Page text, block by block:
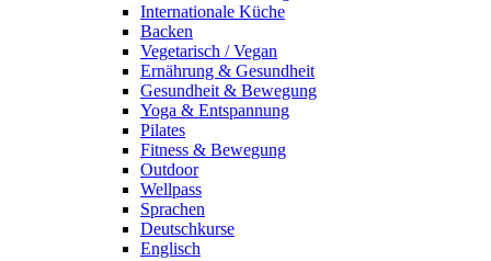
Internationale Küche
Backen
Vegetarisch / Vegan
Ernährung & Gesundheit
Gesundheit & Bewegung
Yoga & Entspannung
Pilates
Fitness & Bewegung
Outdoor
Wellpass
Sprachen
Deutschkurse
Englisch